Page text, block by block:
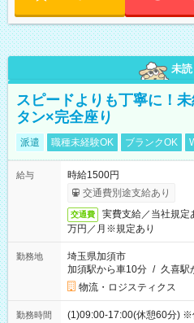
未読
スピードよりも丁寧に！
タン×完全座り
派遣 職種未経験OK ブランクOK
給与
時給1500円
交通費別途支給あり
交通費
実費支給／当社規定
万円／月※規定あり
勤務地
埼玉県加須市
加須駅から車10分 / 久喜駅
物流・ロジスティクス
勤務時間 (1)09:00-17:00(休憩60分) ※